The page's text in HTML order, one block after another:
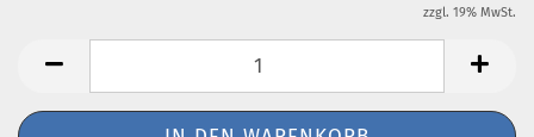
zzgl. 19% MwSt.